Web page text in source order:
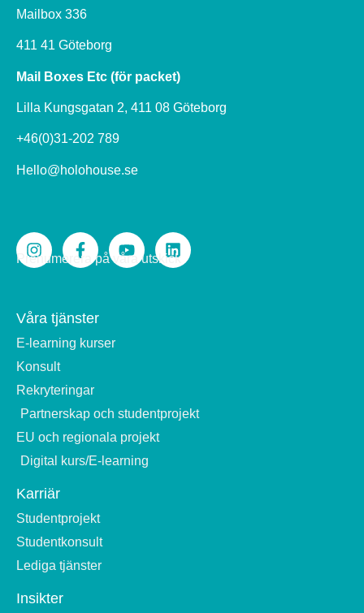
Mailbox 336
411 41 Göteborg
Mail Boxes Etc (för packet)
Lilla Kungsgatan 2, 411 08 Göteborg
+46(0)31-202 789
Hello@holohouse.se
Prenumerera på våra utskick
Våra tjänster
E-learning kurser
Konsult
Rekryteringar
Partnerskap och studentprojekt
EU och regionala projekt
Digital kurs/E-learning
Karriär
Studentprojekt
Studentkonsult
Lediga tjänster
Insikter